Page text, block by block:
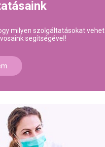
milyen szolgáltatásokat vehet
segítségével!